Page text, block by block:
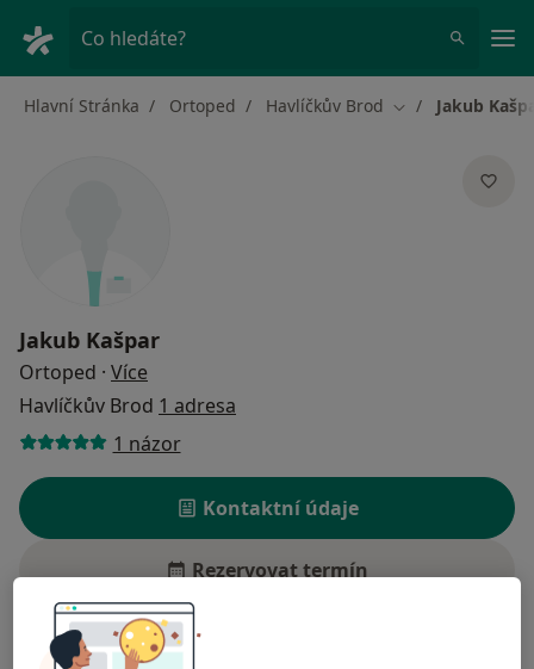
Co hledáte?
Hlavní Stránka Ortoped Havlíčkův Brod Změna města
Jakub
Jakub Kašpar
Ortoped · Více
Havlíčkův Brod 1 adresa
1 názor
Kontaktní údaje
Rezervovat termín
Ceník Adresy